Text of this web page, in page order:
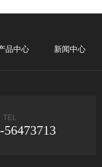
品中心 新闻中心
56473713